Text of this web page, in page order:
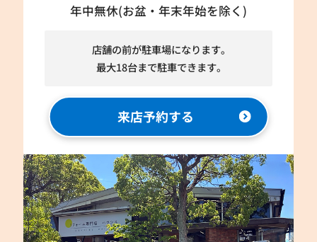
年中無休(お盆・年末年始を除く)
店舗の前が駐車場になります。
最大18台まで駐車できます。
来店予約する